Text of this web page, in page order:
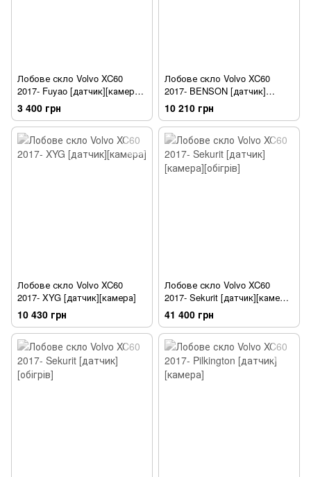
Лобове скло Volvo XC60
2017- Fuyao [датчик][камера]
[обігрів]
3 400 грн
Лобове скло Volvo XC60
2017- BENSON [датчик]
[камера][обігрів]
10 210 грн
Лобове скло Volvo XC60
2017- XYG [датчик][камера]
10 430 грн
Лобове скло Volvo XC60
2017- Sekurit [датчик][камера]
[обігрів]
41 400 грн